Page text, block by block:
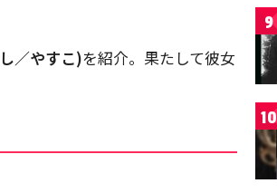
／やすこ)を紹介。果たして彼女
9
10